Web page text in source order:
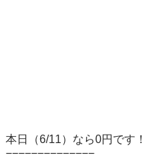
本日（6/11）なら0円です！
−−−−−−−−−−−−−−